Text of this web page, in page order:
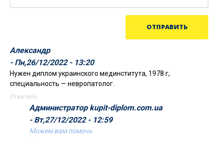
Александр
- Пн,26/12/2022 - 13:20
Нужен диплом украинского мединститута, 1978 г,
специальность — невропатолог.
Ответить
Администратор kupit-diplom.com.ua
- Вт,27/12/2022 - 12:59
Можем вам помочь